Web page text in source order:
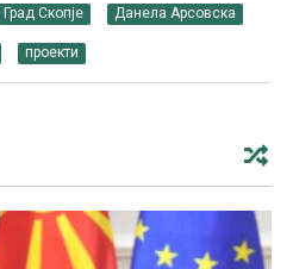
Град Скопје Данела Арсовска
проекти